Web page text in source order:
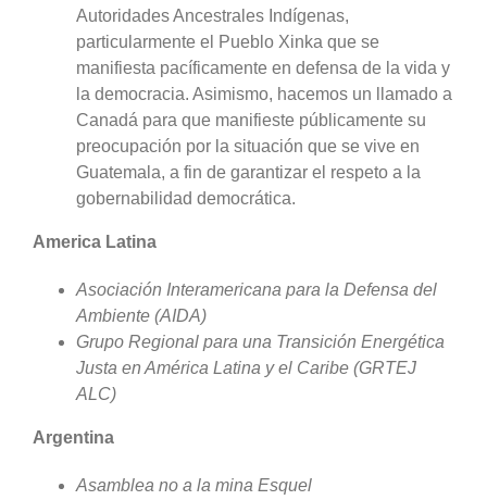
Autoridades Ancestrales Indígenas,
particularmente el Pueblo Xinka que se
manifiesta pacíficamente en defensa de la vida y
la democracia. Asimismo, hacemos un llamado a
Canadá para que manifieste públicamente su
preocupación por la situación que se vive en
Guatemala, a fin de garantizar el respeto a la
gobernabilidad democrática.
America Latina
Asociación Interamericana para la Defensa del
Ambiente (AIDA)
Grupo Regional para una Transición Energética
Justa en América Latina y el Caribe (GRTEJ
ALC)
Argentina
Asamblea no a la mina Esquel